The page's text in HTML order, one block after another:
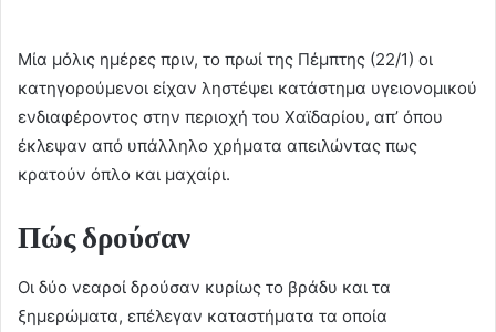
Μία μόλις ημέρες πριν, το πρωί της Πέμπτης (22/1) οι
κατηγορούμενοι είχαν ληστέψει κατάστημα υγειονομικού
ενδιαφέροντος στην περιοχή του Χαϊδαρίου, απ’ όπου
έκλεψαν από υπάλληλο χρήματα απειλώντας πως
κρατούν όπλο και μαχαίρι.
Πώς δρούσαν
Οι δύο νεαροί δρούσαν κυρίως το βράδυ και τα
ξημερώματα, επέλεγαν καταστήματα τα οποία